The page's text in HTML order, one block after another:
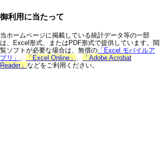
御利用に当たって
当ホームページに掲載している統計データ等の一部
は、Excel形式、またはPDF形式で提供しています。閲
覧ソフトが必要な場合は、無償の 「Excel モバイルア
プリ」
「Excel Online」
「Adobe Acrobat
Reader」 などをご利用ください。